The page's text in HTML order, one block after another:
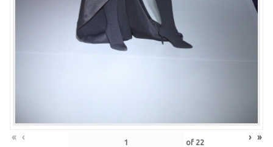
« ‹ of 22 › »